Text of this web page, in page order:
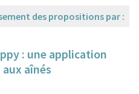
des propositions par :
: une application
aînés